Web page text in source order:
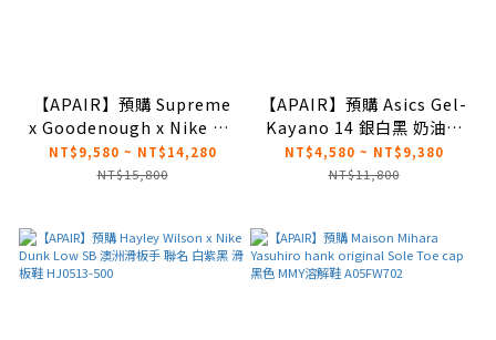
【APAIR】預購 Supreme
x Goodenough x Nike air
force 1 low sp 豹紋 三方
聯名 IM3483-100
NT$9,580 ~ NT$14,280
NT$15,800
【APAIR】預購 Asics Gel-
Kayano 14 銀白黑 奶油底
2025新色 1203A537-110
NT$4,580 ~ NT$9,380
NT$11,800